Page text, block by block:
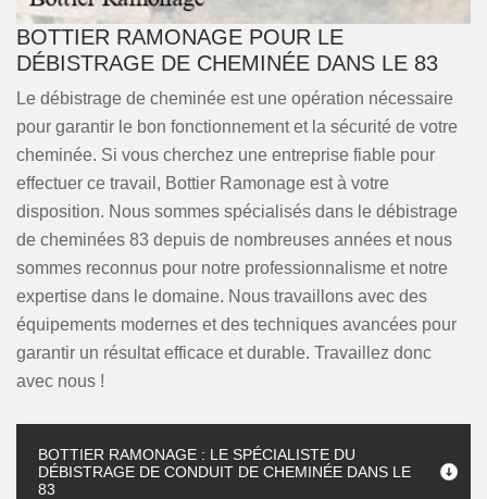
BOTTIER RAMONAGE POUR LE
DÉBISTRAGE DE CHEMINÉE DANS LE 83
Le débistrage de cheminée est une opération nécessaire
pour garantir le bon fonctionnement et la sécurité de votre
cheminée. Si vous cherchez une entreprise fiable pour
effectuer ce travail, Bottier Ramonage est à votre
disposition. Nous sommes spécialisés dans le débistrage
de cheminées 83 depuis de nombreuses années et nous
sommes reconnus pour notre professionnalisme et notre
expertise dans le domaine. Nous travaillons avec des
équipements modernes et des techniques avancées pour
garantir un résultat efficace et durable. Travaillez donc
avec nous !
BOTTIER RAMONAGE : LE SPÉCIALISTE DU
DÉBISTRAGE DE CONDUIT DE CHEMINÉE DANS LE
83